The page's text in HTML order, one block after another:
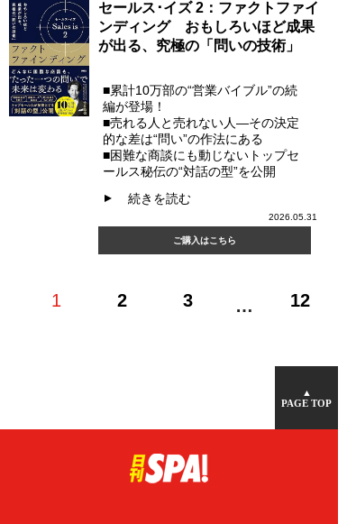
セールス･イズ 2：ファクトファイ
ンディング おもしろいほど成果
が出る、究極の「問いの技術」
■累計10万部の“営業バイブル”の続
編が登場！
■売れる人と売れない人―その決定
的な差は“問い”の作法にある
■困難な商談にも動じないトップセ
ールス秘伝の“対話の型”を公開
▲ 続きを読む
2026.05.31
ご購入はこちら
1 2 3 … 12
▲
PAGE TOP